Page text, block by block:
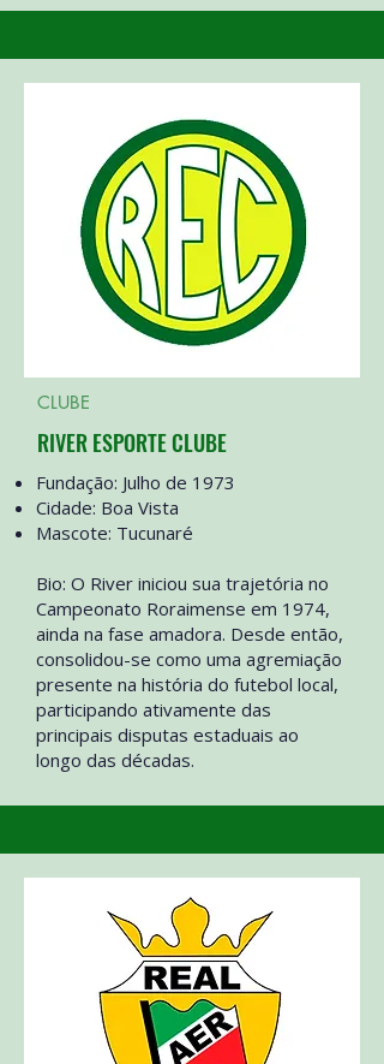
CLUBE
RIVER ESPORTE CLUBE
Fundação: Julho de 1973
Cidade: Boa Vista
Mascote: Tucunaré
Bio: O River iniciou sua trajetória no
Campeonato Roraimense em 1974,
ainda na fase amadora. Desde então,
consolidou-se como uma agremiação
presente na história do futebol local,
participando ativamente das
principais disputas estaduais ao
longo das décadas.